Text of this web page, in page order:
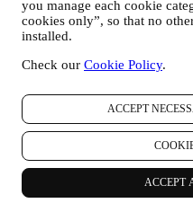
you manage each cookie
cookies only”, so that no
installed.
Check our Cookie Policy.
ACCEPT
ACCEPT
nas nossas lojas Le
assistência pós-venda
nossos concursos.
sobre si para fins
relacionamento
auditoria, verificação de
fraude, segurança,
análise estatística.
entrar em contato
confirmação de compra.
pessoais para responder